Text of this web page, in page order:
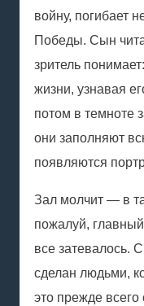
войну, погибает
Победы. Сын
зритель
жизни, узнавая
потом в темноте
они заполняют
появляются
Зал молчит — в
пожалуй,
все затевалось.
сделан людьми,
это прежде